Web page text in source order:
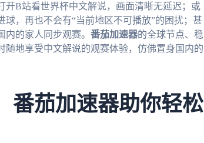
开B站看世界杯中文解说，画面清晰无延迟；或
，再也不会有“当前地区不可播放”的困扰；甚
的家人同步观赛。 番茄加速器的全球节点、稳
随地享受中文解说的观赛体验，仿佛置身国内的
番茄加速器助你轻松